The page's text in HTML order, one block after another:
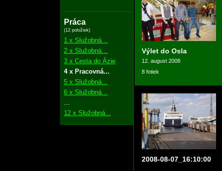
Práca
(12 položiek)
1 x Služobná...
2 x Služobná...
3 x Cesta do Ázie
4 x Pracovná...
5 x Služobná...
6 x Služobná...
12 x Služobná...
Výlet do Osla
12. august 2008
8 fotiek
2008-08-07_16:10:00